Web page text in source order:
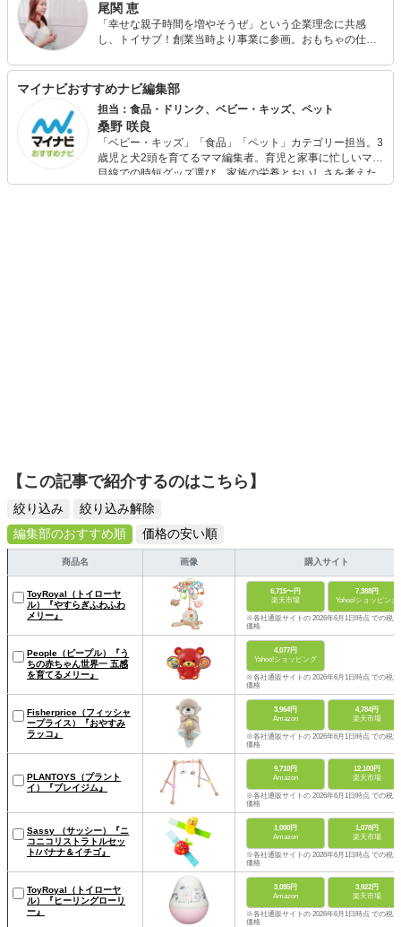
尾関 恵
「幸せな親子時間を増やそうぜ」という企業理念に共感
し、トイサブ！創業当時より事業に参画。おもちゃの仕入
ー業務に専念。これまでにプランをした件数は約7000件。
自身の子育て経験を活かし、一人一人の個性を伸ばすよう
おもちゃ選びをしています。どのお子様も生まれ持った良
さが必ずあります。その個性を伸ばすことがいずれ強みに
なると信じています。また、苦手な分野でも楽しく克服で
きるようにおもちゃ選びをしています。 おもちゃが届いた
時のお子様たちのキラキラした笑顔を想像しながら、日本
中の「幸せな親子時間」が少しでも増えていくことを願
マイナビおすすめナビ編集部
担当：食品・ドリンク、ベビー・キッズ、ペット
桑野 咲良
「ベビー・キッズ」「食品」「ペット」カテゴリー担当。3
歳児と犬2頭を育てるママ編集者。育児と家事に忙しいママ
目線での時短グッズ選び、家族の栄養とおいしさを考えた
食品選び、束の間のリラックスタイムを楽しむためのスイ
【この記事で紹介するのはこちら】
絞り込み
絞り込み解除
編集部のおすすめ順
価格の安い順
商品名 画像 購入サイト
ToyRoyal（トイローヤ
ル）『やすらぎふわふわ
メリー』
6,715〜円
楽天市場
7,388円
Yahoo!ショッピング
※各社通販サイトの 2026年6月1日時点 での税込
価格
People（ピープル）『う
ちの赤ちゃん世界一 五感
を育てるメリー』
4,077円
Yahoo!ショッピング
※各社通販サイトの 2026年6月1日時点 での税込
価格
Fisherprice（フィッシャ
ープライス）『おやすみ
ラッコ』
3,964円
Amazon
4,784円
楽天市場
※各社通販サイトの 2026年6月1日時点 での税込
価格
PLANTOYS（プラント
イ）『プレイジム』
9,710円
Amazon
12,100円
楽天市場
※各社通販サイトの 2026年6月1日時点 での税込
価格
Sassy （サッシー）『ニ
コニコリストラトルセッ
ト/バナナ＆イチゴ』
1,000円
Amazon
1,078円
楽天市場
※各社通販サイトの 2026年6月1日時点 での税込
価格
ToyRoyal（トイローヤ
ル）『ヒーリングローリ
ー』
3,085円
Amazon
3,922円
楽天市場
※各社通販サイトの 2026年6月1日時点 での税込
価格